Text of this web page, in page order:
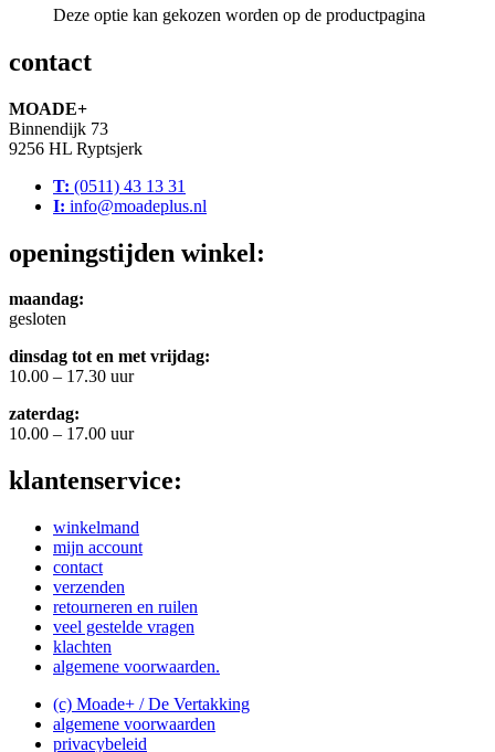
Deze optie kan gekozen worden op de productpagina
contact
MOADE+
Binnendijk 73
9256 HL Ryptsjerk
T: (0511) 43 13 31
I: info@moadeplus.nl
openingstijden winkel:
maandag:
gesloten
dinsdag tot en met vrijdag:
10.00 – 17.30 uur
zaterdag:
10.00 – 17.00 uur
klantenservice:
winkelmand
mijn account
contact
verzenden
retourneren en ruilen
veel gestelde vragen
klachten
algemene voorwaarden.
(c) Moade+ / De Vertakking
algemene voorwaarden
privacybeleid